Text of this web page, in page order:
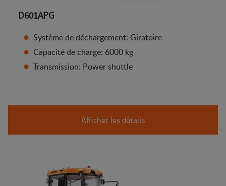
D601APG
Système de déchargement: Giratoire
Capacité de charge: 6000 kg
Transmission: Power shuttle
Afficher les détails